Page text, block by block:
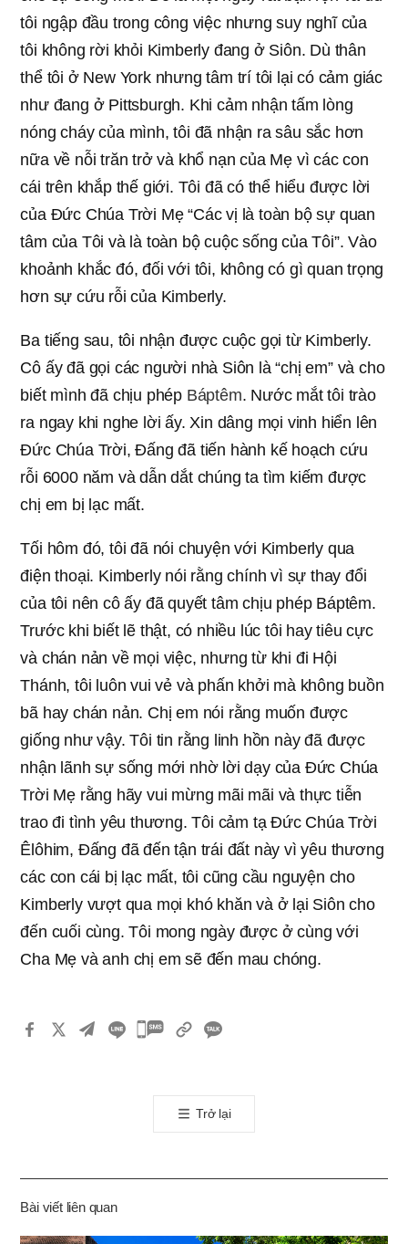
tôi ngập đầu trong công việc nhưng suy nghĩ của
tôi không rời khỏi Kimberly đang ở Siôn. Dù thân
thể tôi ở New York nhưng tâm trí tôi lại có cảm giác
như đang ở Pittsburgh. Khi cảm nhận tấm lòng
nóng cháy của mình, tôi đã nhận ra sâu sắc hơn
nữa về nỗi trăn trở và khổ nạn của Mẹ vì các con
cái trên khắp thế giới. Tôi đã có thể hiểu được lời
của Đức Chúa Trời Mẹ “Các vị là toàn bộ sự quan
tâm của Tôi và là toàn bộ cuộc sống của Tôi”. Vào
khoảnh khắc đó, đối với tôi, không có gì quan trọng
hơn sự cứu rỗi của Kimberly.
Ba tiếng sau, tôi nhận được cuộc gọi từ Kimberly.
Cô ấy đã gọi các người nhà Siôn là “chị em” và cho
biết mình đã chịu phép Báptêm. Nước mắt tôi trào
ra ngay khi nghe lời ấy. Xin dâng mọi vinh hiển lên
Đức Chúa Trời, Đấng đã tiến hành kế hoạch cứu
rỗi 6000 năm và dẫn dắt chúng ta tìm kiếm được
chị em bị lạc mất.
Tối hôm đó, tôi đã nói chuyện với Kimberly qua
điện thoại. Kimberly nói rằng chính vì sự thay đổi
của tôi nên cô ấy đã quyết tâm chịu phép Báptêm.
Trước khi biết lẽ thật, có nhiều lúc tôi hay tiêu cực
và chán nản về mọi việc, nhưng từ khi đi Hội
Thánh, tôi luôn vui vẻ và phấn khởi mà không buồn
bã hay chán nản. Chị em nói rằng muốn được
giống như vậy. Tôi tin rằng linh hồn này đã được
nhận lãnh sự sống mới nhờ lời dạy của Đức Chúa
Trời Mẹ rằng hãy vui mừng mãi mãi và thực tiễn
trao đi tình yêu thương. Tôi cảm tạ Đức Chúa Trời
Êlôhim, Đấng đã đến tận trái đất này vì yêu thương
các con cái bị lạc mất, tôi cũng cầu nguyện cho
Kimberly vượt qua mọi khó khăn và ở lại Siôn cho
đến cuối cùng. Tôi mong ngày được ở cùng với
Cha Mẹ và anh chị em sẽ đến mau chóng.
카
톡
공
기
Trở lại
Bài viết liên quan